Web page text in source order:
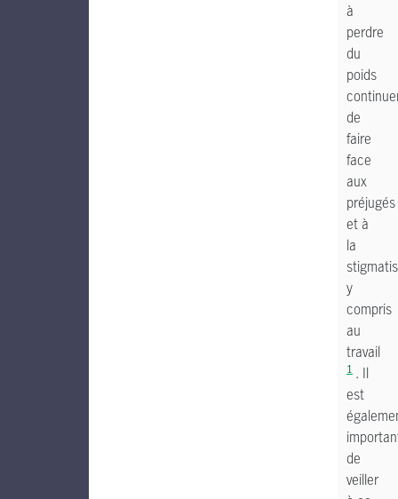
à
perdre
du
poids
de
faire
face
aux
préjugés
et à
la
y
compris
au
travail
1 . Il
est
de
veiller